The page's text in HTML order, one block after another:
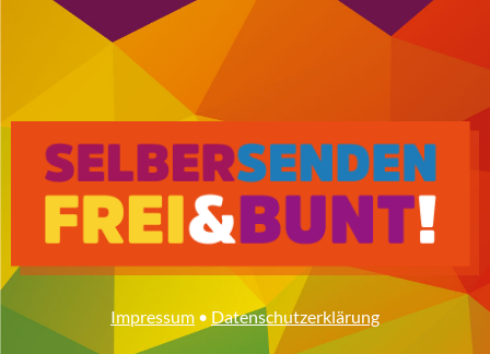
Impressum • Datenschutzerklärung